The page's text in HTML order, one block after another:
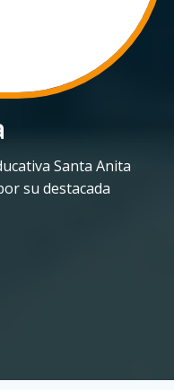
Santa Anita
su destacada